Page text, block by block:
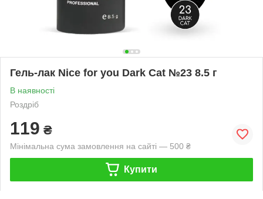
Гель-лак Nice for you Dark Cat №23 8.5 г
В наявності
Роздріб
119 ₴
Мінімальна сума замовлення на сайті — 500 ₴
Купити